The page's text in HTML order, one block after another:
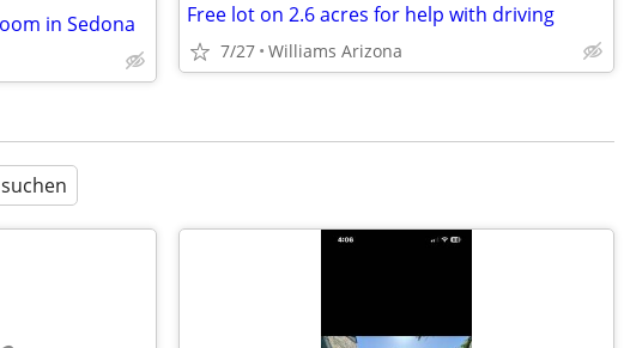
in Sedona Free lot on 2.6 acres for help with driving
7/27 Williams Arizona